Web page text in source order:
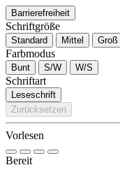
Barrierefreiheit
Schriftgröße
Standard Mittel Groß
Farbmodus
Bunt S/W W/S
Schriftart
Leseschrift
Zurücksetzen
Vorlesen
Bereit